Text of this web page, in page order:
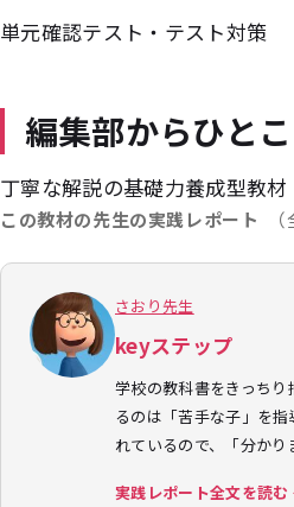
単元確認テスト・テスト対策
編集部からひと
丁寧な解説の基礎力養成型教材
この教材の先生の実践レポート
さおり先生
keyステップ
学校の教科書をきっち
るのは「苦手な子」を
れているので、「分かり
実践レポート全文を読